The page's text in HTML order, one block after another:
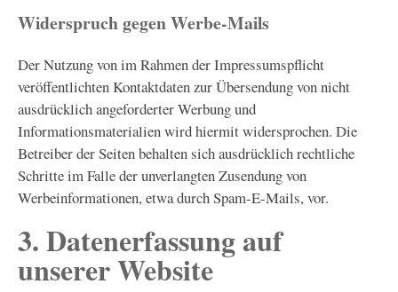
Widerspruch gegen Werbe-Mails
Der Nutzung von im Rahmen der Impressumspflicht
veröffentlichten Kontaktdaten zur Übersendung von nicht
ausdrücklich angeforderter Werbung und
Informationsmaterialien wird hiermit widersprochen. Die
Betreiber der Seiten behalten sich ausdrücklich rechtliche
Schritte im Falle der unverlangten Zusendung von
Werbeinformationen, etwa durch Spam-E-Mails, vor.
3. Datenerfassung auf
unserer Website